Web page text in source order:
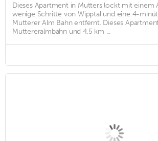
Dieses Apartment in Mutters lockt mit einem
wenige Schritte von Wipptal und eine 4-
Mutterer Alm Bahn entfernt. Dieses
Muttereralmbahn und 4,5 km ...